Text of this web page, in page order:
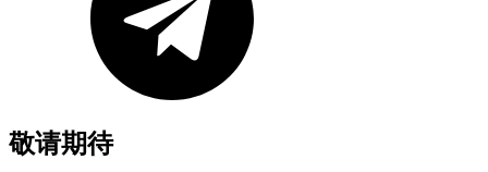
敬请期待